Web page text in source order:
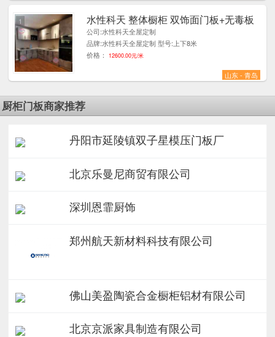
水性科天 整体橱柜 双饰面门板+无毒板
公司:水性科天全屋定制
品牌:水性科天全屋定制 型号:上下8米
价格：
12600.00元/米
山东 - 青岛
1
厨柜门板商家推荐
丹阳市延陵镇双子星模压门板厂
北京乐曼尼商贸有限公司
深圳恩霏厨饰
郑州航天新材料科技有限公司
佛山美盈陶瓷合金橱柜铝材有限公司
北京京派家具制造有限公司